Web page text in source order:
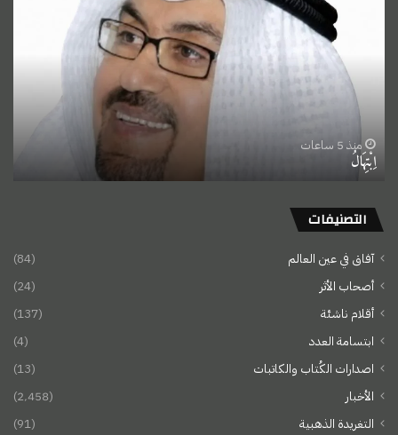
منذ 5 ساعات
اِبْتِهَالُ
التصنيفات
آفاق في عين العالم
(84)
أصحاب الأثر
(24)
أقلام ناشئة
(137)
ابتسامة العدد
(4)
اصدارات الكُتاب والكاتبات
(13)
الأخبار
(2٬458)
التغريدة الذهبية
(91)